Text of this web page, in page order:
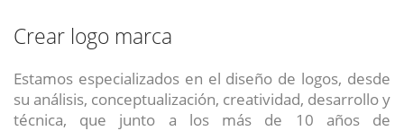
Crear logo marca
Estamos especializados en el diseño de logos, desde
su análisis, conceptualización, creatividad, desarrollo y
técnica, que junto a los más de 10 años de